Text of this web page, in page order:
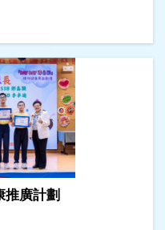
推廣計劃